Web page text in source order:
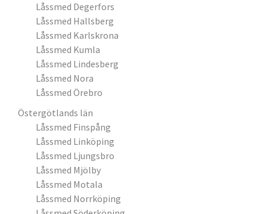
Låssmed Degerfors
Låssmed Hallsberg
Låssmed Karlskrona
Låssmed Kumla
Låssmed Lindesberg
Låssmed Nora
Låssmed Örebro
Östergötlands län
Låssmed Finspång
Låssmed Linköping
Låssmed Ljungsbro
Låssmed Mjölby
Låssmed Motala
Låssmed Norrköping